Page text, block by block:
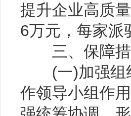
提升企业高质
6万元，每家派
三、保障措
(一)加强组织
作领导小组作